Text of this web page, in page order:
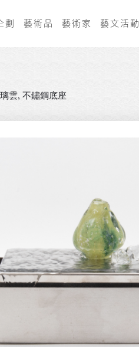
劃 藝術品 藝術家 藝文活動
雲, 不鏽鋼底座